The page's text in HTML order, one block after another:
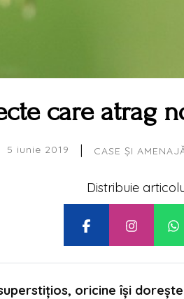
care atrag
5 iunie 2019 | CASE ȘI
Distribuie
oricine își